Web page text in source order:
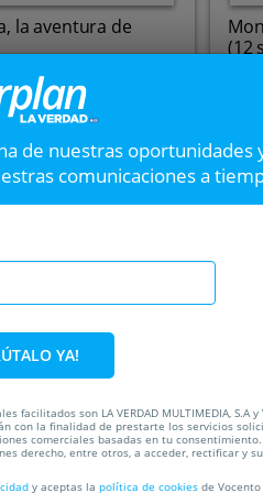
la aventura de
4, 30500.
Murcia
OFERTA
(12
8 Pecados Capitales
Disfruta de los mejores
Centenario de Alguazas.
Oferplan y disfruta del
28%
de nuestras oportunidades
comunicaciones a
YA!
son LA VERDAD MULTIMEDIA, S.A y
con la finalidad de prestarte los servicios
comerciales basadas en tu
derecho, entre otros, a acceder, rectificar y
y aceptas la política de cookies de